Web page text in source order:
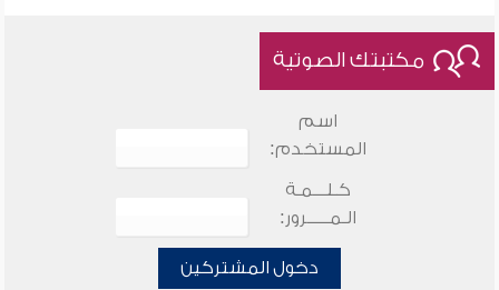
مكتبتك الصوتية
اسم
المستخدم:
كـلـــمـة
الـمـــــرور:
دخول المشتركين